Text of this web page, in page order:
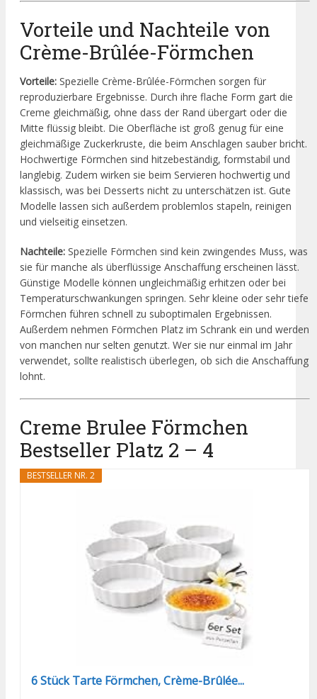
Vorteile und Nachteile von
Crème-Brûlée-Förmchen
Vorteile: Spezielle Crème-Brûlée-Förmchen sorgen für
reproduzierbare Ergebnisse. Durch ihre flache Form gart die
Creme gleichmäßig, ohne dass der Rand übergart oder die
Mitte flüssig bleibt. Die Oberfläche ist groß genug für eine
gleichmäßige Zuckerkruste, die beim Anschlagen sauber bricht.
Hochwertige Förmchen sind hitzebeständig, formstabil und
langlebig. Zudem wirken sie beim Servieren hochwertig und
klassisch, was bei Desserts nicht zu unterschätzen ist. Gute
Modelle lassen sich außerdem problemlos stapeln, reinigen
und vielseitig einsetzen.
Nachteile: Spezielle Förmchen sind kein zwingendes Muss, was
sie für manche als überflüssige Anschaffung erscheinen lässt.
Günstige Modelle können ungleichmäßig erhitzen oder bei
Temperaturschwankungen springen. Sehr kleine oder sehr tiefe
Förmchen führen schnell zu suboptimalen Ergebnissen.
Außerdem nehmen Förmchen Platz im Schrank ein und werden
von manchen nur selten genutzt. Wer sie nur einmal im Jahr
verwendet, sollte realistisch überlegen, ob sich die Anschaffung
lohnt.
Creme Brulee Förmchen
Bestseller Platz 2 – 4
BESTSELLER NR. 2
6 Stück Tarte Förmchen, Crème-Brûlée...